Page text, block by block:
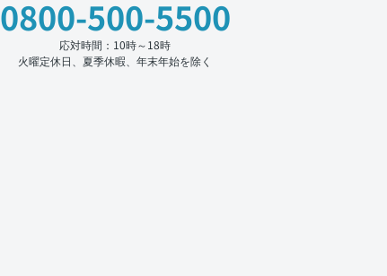
0800-500-5500
応対時間：10時～18時
火曜定休日、夏季休暇、年末年始を除く